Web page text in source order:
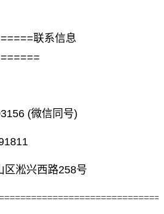
联系信息
(微信同号)
区淞兴西路258号